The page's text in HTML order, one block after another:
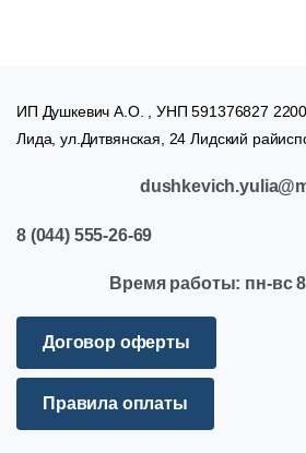
ИП Душкевич А.О. , УНП 591376827
Лида, ул.Дитвянская, 24 Лидский
8 (044) 555-26-69
Время работы: пн-вс
Договор оферты
Правила оплаты